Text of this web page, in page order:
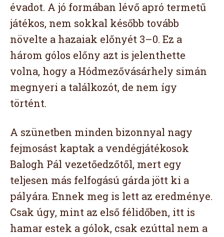
évadot. A jó formában lévő apró termetű
játékos, nem sokkal később tovább
növelte a hazaiak előnyét 3–0. Ez a
három gólos előny azt is jelenthette
volna, hogy a Hódmezővásárhely simán
megnyeri a találkozót, de nem így
történt.
A szünetben minden bizonnyal nagy
fejmosást kaptak a vendégjátékosok
Balogh Pál vezetőedzőtől, mert egy
teljesen más felfogású gárda jött ki a
pályára. Ennek meg is lett az eredménye.
Csak úgy, mint az első félidőben, itt is
hamar estek a gólok, csak ezúttal nem a